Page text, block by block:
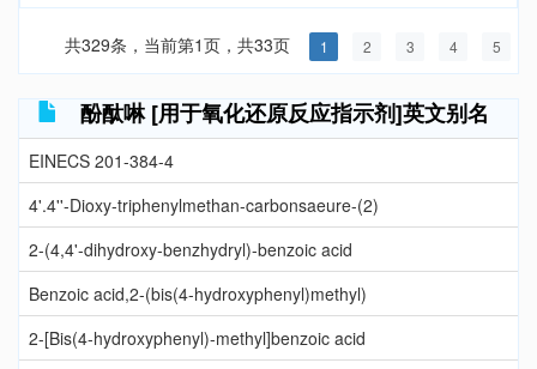
共329条，当前第1页，共33页 1 2 3 4 5
酚酞啉 [用于氧化还原反应指示剂]英文别名
EINECS 201-384-4
4'.4''-Dioxy-triphenylmethan-carbonsaeure-(2)
2-(4,4'-dihydroxy-benzhydryl)-benzoic acid
Benzoic acid,2-(bis(4-hydroxyphenyl)methyl)
2-[Bis(4-hydroxyphenyl)-methyl]benzoic acid